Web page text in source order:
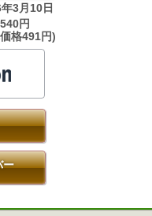
3月10日
540円
格491円)
ー